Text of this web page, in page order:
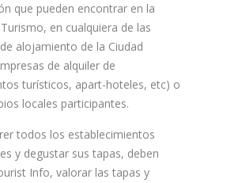
que pueden encontrar en la
en cualquiera de las
alojamiento de la Ciudad
de alquiler de
turísticos, apart-hoteles, etc) o
locales participantes.
todos los establecimientos
y degustar sus tapas, deben
Info, valorar las tapas y